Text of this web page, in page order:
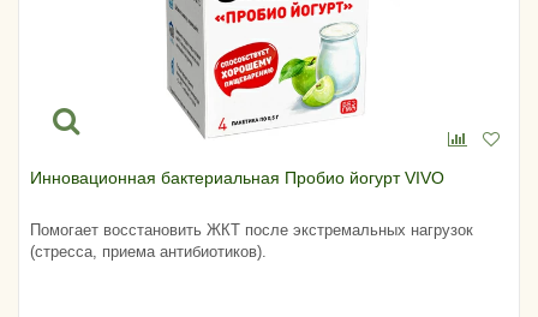
Инновационная бактериальная Пробио йогурт VIVO
Помогает восстановить ЖКТ после экстремальных нагрузок
(стресса, приема антибиотиков).